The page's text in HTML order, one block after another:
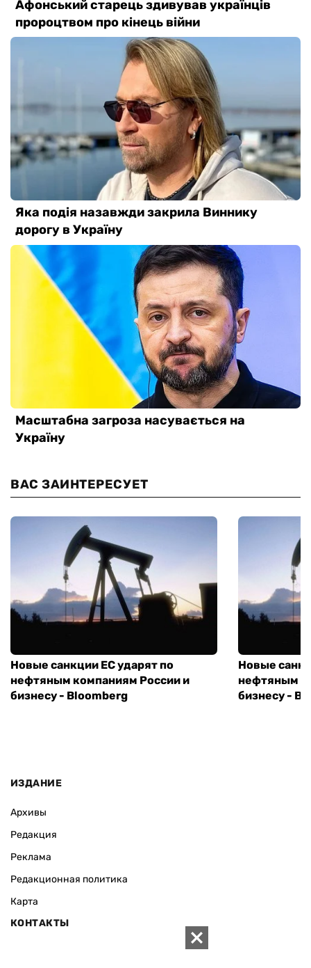
ВАС ЗАИНТЕРЕСУЕТ
Новые санкции ЕС ударят по
нефтяным компаниям России и
бизнесу - Bloomberg
Новые
нефтяным
бизнесу -
ИЗДАНИЕ
Архивы
Редакция
Реклама
Редакционная политика
Карта
КОНТАКТЫ
01010 Киев, ул. Князей Острожских, 19/1